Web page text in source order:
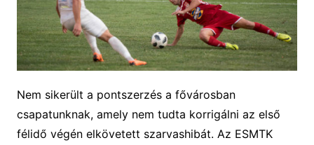
Nem sikerült a pontszerzés a fővárosban
csapatunknak, amely nem tudta korrigálni az első
félidő végén elkövetett szarvashibát. Az ESMTK